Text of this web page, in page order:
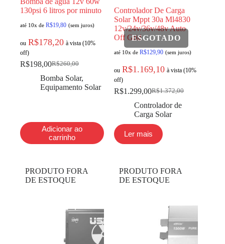
130psi 6 litros por minuto
até 10x de R$19,80 (sem juros)
ou R$178,20 à vista (10%
off)
R$260,00
R$198,00
Bomba Solar,
Equipamento Solar
Adicionar ao
carrinho
Controlador De Carga
Solar Mppt 30a Ml4830
12v/24v/36v/48v Auto
Off Grid
até 10x deR$129,90 (sem juros)
ou R$1.169,10 à vista (10%
off)
R$1.372,00
R$1.299,00
Controlador de
Carga Solar
Ler mais
PRODUTO FORA
DE ESTOQUE
PRODUTO FORA
DE ESTOQUE